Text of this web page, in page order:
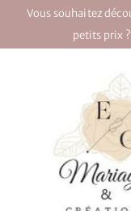
Passer
contenu
Vous souhaitez
petits prix ?
Pour la mariée